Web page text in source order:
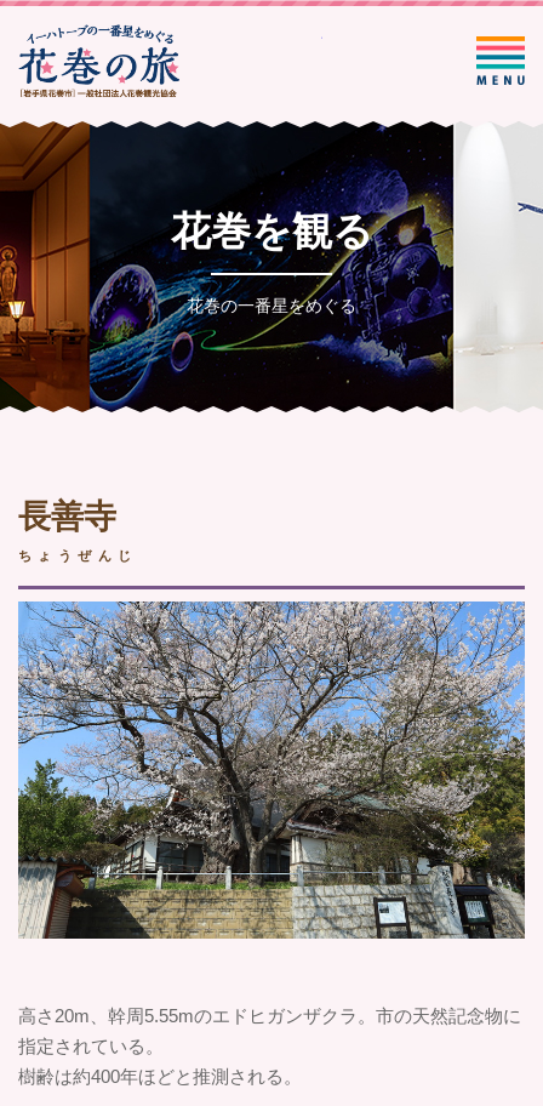
一般社団法人花巻観光協
花巻を観る
花巻の一番星をめぐる
長善寺
ちょうぜんじ
高さ20m、幹周5.55mのエドヒガンザクラ。市の天然記念物に
指定されている。
樹齢は約400年ほどと推測される。